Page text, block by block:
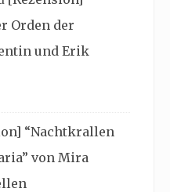
Orden der
und Erik
“Nachtkrallen
von Mira